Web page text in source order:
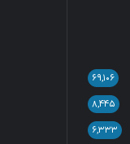
۶۹,۱۰۶
۸,۴۴۵
۶,۳۳۳